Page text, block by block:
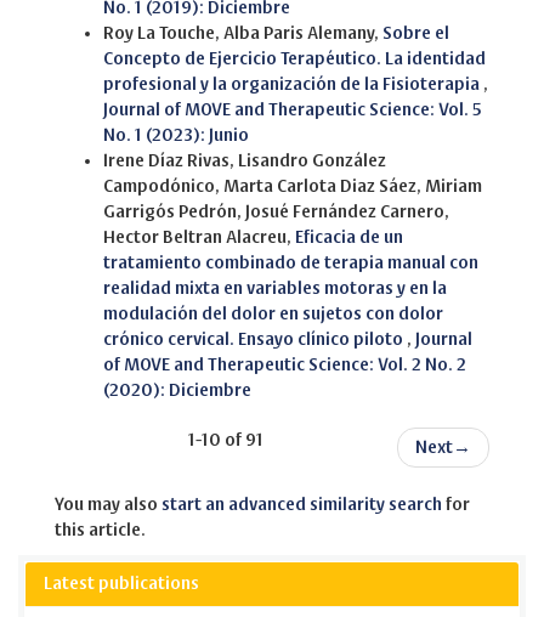
No. 1 (2019): Diciembre
Roy La Touche, Alba Paris Alemany, Sobre el
Concepto de Ejercicio Terapéutico. La identidad
profesional y la organización de la Fisioterapia ,
Journal of MOVE and Therapeutic Science: Vol. 5
No. 1 (2023): Junio
Irene Díaz Rivas, Lisandro González
Campodónico, Marta Carlota Diaz Sáez, Miriam
Garrigós Pedrón, Josué Fernández Carnero,
Hector Beltran Alacreu, Eficacia de un
tratamiento combinado de terapia manual con
realidad mixta en variables motoras y en la
modulación del dolor en sujetos con dolor
crónico cervical. Ensayo clínico piloto , Journal
of MOVE and Therapeutic Science: Vol. 2 No. 2
(2020): Diciembre
1-10 of 91 Next →
You may also start an advanced similarity search for
this article.
Latest publications